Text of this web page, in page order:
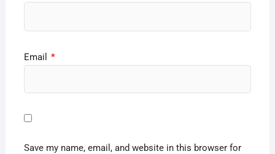
Email *
Save my name, email, and website in this browser for